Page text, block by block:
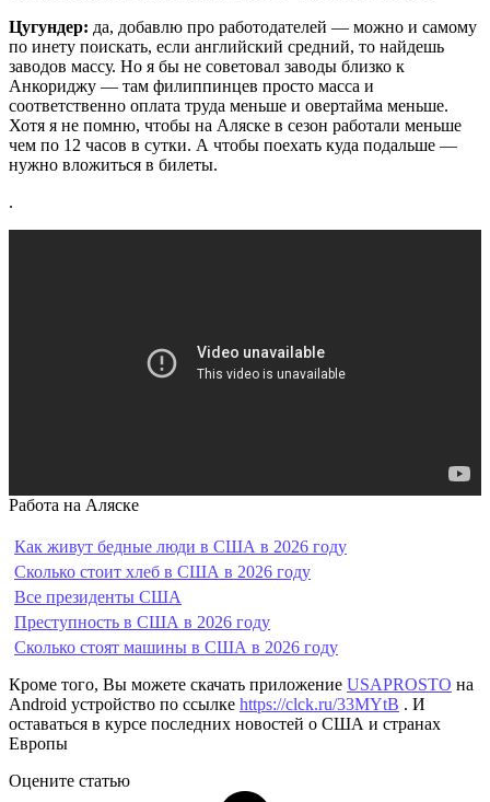
Цугундер: да, добавлю про работодателей — можно и самому
по инету поискать, если английский средний, то найдешь
заводов массу. Но я бы не советовал заводы близко к
Анкориджу — там филиппинцев просто масса и
соответственно оплата труда меньше и овертайма меньше.
Хотя я не помню, чтобы на Аляске в сезон работали меньше
чем по 12 часов в сутки. А чтобы поехать куда подальше —
нужно вложиться в билеты.
.
Работа на Аляске
Как живут бедные люди в США в 2026 году
Сколько стоит хлеб в США в 2026 году
Все президенты США
Преступность в США в 2026 году
Сколько стоят машины в США в 2026 году
Кроме того, Вы можете скачать приложение USAPROSTO на
Android устройство по ссылке https://clck.ru/33MYtB . И
оставаться в курсе последних новостей о США и странах
Европы
Оцените статью